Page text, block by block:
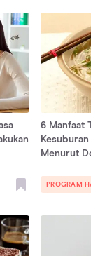
6 Manfaat
Kesuburan
Menurut
PROGRAM